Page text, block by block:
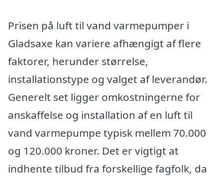
Prisen på luft til vand varmepumper i
Gladsaxe kan variere afhængigt af flere
faktorer, herunder størrelse,
installationstype og valget af leverandør.
Generelt set ligger omkostningerne for
anskaffelse og installation af en luft til
vand varmepumpe typisk mellem 70.000
og 120.000 kroner. Det er vigtigt at
indhente tilbud fra forskellige fagfolk, da